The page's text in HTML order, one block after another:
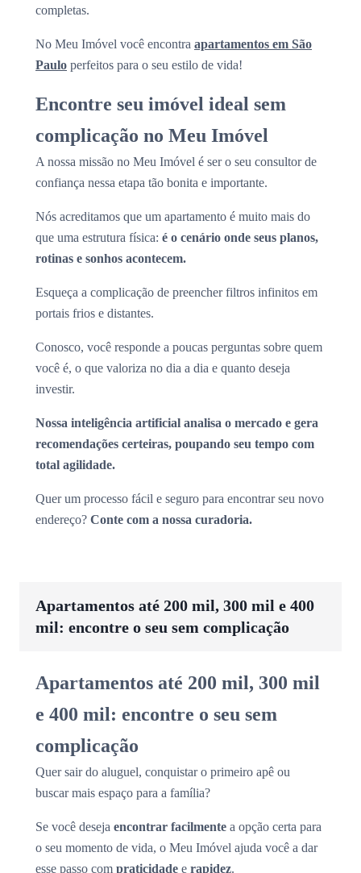
completas.
No Meu Imóvel você encontra apartamentos em São
Paulo perfeitos para o seu estilo de vida!
Encontre seu imóvel ideal sem
complicação no Meu Imóvel
A nossa missão no Meu Imóvel é ser o seu consultor de
confiança nessa etapa tão bonita e importante.
Nós acreditamos que um apartamento é muito mais do
que uma estrutura física: é o cenário onde seus planos,
rotinas e sonhos acontecem.
Esqueça a complicação de preencher filtros infinitos em
portais frios e distantes.
Conosco, você responde a poucas perguntas sobre quem
você é, o que valoriza no dia a dia e quanto deseja
investir.
Nossa inteligência artificial analisa o mercado e gera
recomendações certeiras, poupando seu tempo com
total agilidade.
Quer um processo fácil e seguro para encontrar seu novo
endereço? Conte com a nossa curadoria.
Apartamentos até 200 mil, 300 mil e 400
mil: encontre o seu sem complicação
Apartamentos até 200 mil, 300 mil
e 400 mil: encontre o seu sem
complicação
Quer sair do aluguel, conquistar o primeiro apê ou
buscar mais espaço para a família?
Se você deseja encontrar facilmente a opção certa para
o seu momento de vida, o Meu Imóvel ajuda você a dar
esse passo com praticidade e rapidez.